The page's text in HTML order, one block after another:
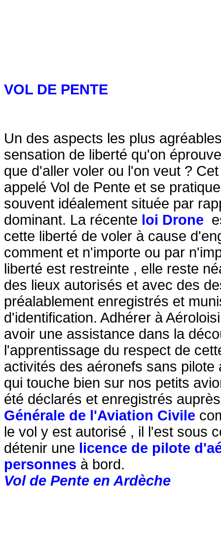
VOL DE PENTE
Un des aspects les plus
sensation de liberté qu'on
que d'aller voler ou l'on veut ?
appelé Vol de Pente et se
souvent idéalement située par
dominant. La récente loi Drone
cette liberté de voler à cause
comment et n'importe ou par
liberté est restreinte , elle reste
des lieux autorisés et avec des
préalablement enregistrés et
d'identification. Adhérer à
avoir une assistance dans la
l'apprentissage du respect de
activités des aéronefs sans pilote
qui touche bien sur nos petits
été déclarés et enregistrés
Générale de l'Aviation Civile
le vol y est autorisé , il l'est sous
détenir une licence de pilote
personnes à bord.
Vol de Pente en Ardèche